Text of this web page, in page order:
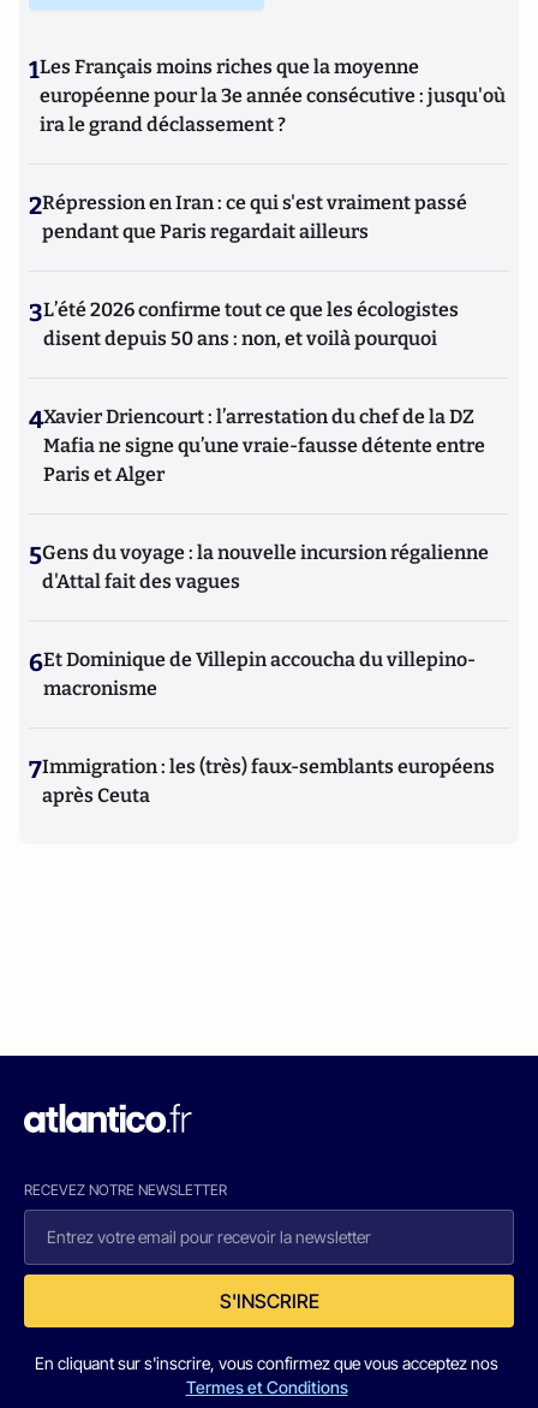
1Les Français moins riches que la moyenne
européenne pour la 3e année consécutive : jusqu'où
ira le grand déclassement ?
2Répression en Iran : ce qui s'est vraiment passé
pendant que Paris regardait ailleurs
3L’été 2026 confirme tout ce que les écologistes
disent depuis 50 ans : non, et voilà pourquoi
4Xavier Driencourt : l’arrestation du chef de la DZ
Mafia ne signe qu’une vraie-fausse détente entre
Paris et Alger
5Gens du voyage : la nouvelle incursion régalienne
d'Attal fait des vagues
6Et Dominique de Villepin accoucha du villepino-
macronisme
7Immigration : les (très) faux-semblants européens
après Ceuta
RECEVEZ NOTRE NEWSLETTER
S'INSCRIRE
En cliquant sur s'inscrire, vous confirmez que vous acceptez nos
Termes et Conditions